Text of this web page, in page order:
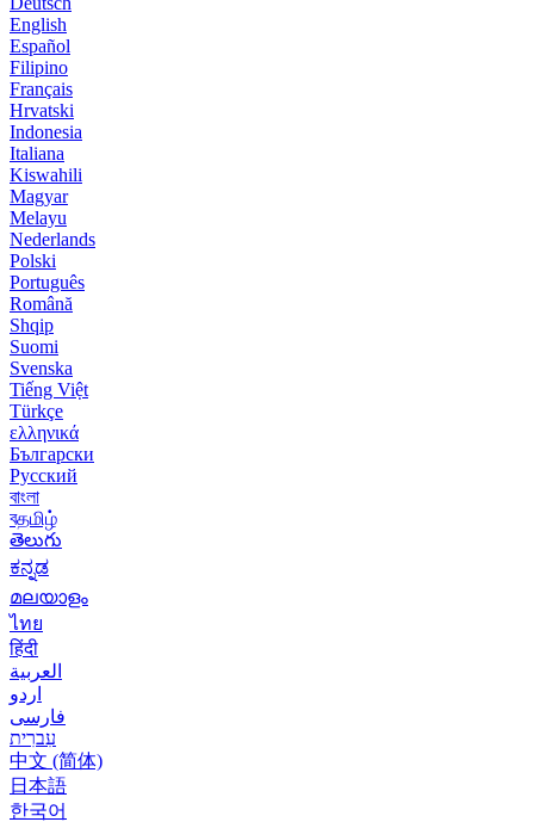
English
Español
Filipino
Français
Hrvatski
Indonesia
Italiana
Kiswahili
Magyar
Melayu
Nederlands
Polski
Português
Română
Shqip
Suomi
Svenska
Tiếng Việt
Türkçe
ελληνικά
Български
Русский
বাংলা
বதமிழ்
తెలుగు
ಕನ್ನಡ
മലയാളം
ไทย
हिंदी
العربية
اردو
فارسی
עִברִית
中文 (简体)
日本語
한국어